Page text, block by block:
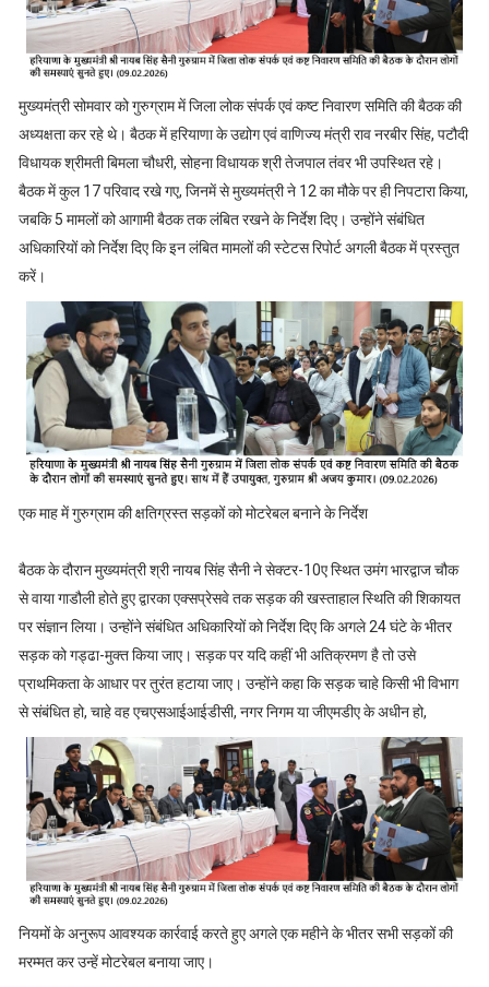
मुख्यमंत्री सोमवार को गुरुग्राम में जिला लोक संपर्क एवं कष्ट निवारण समिति की बैठक की
अध्यक्षता कर रहे थे। बैठक में हरियाणा के उद्योग एवं वाणिज्य मंत्री राव नरबीर सिंह, पटौदी
विधायक श्रीमती बिमला चौधरी, सोहना विधायक श्री तेजपाल तंवर भी उपस्थित रहे।
बैठक में कुल 17 परिवाद रखे गए, जिनमें से मुख्यमंत्री ने 12 का मौके पर ही निपटारा किया,
जबकि 5 मामलों को आगामी बैठक तक लंबित रखने के निर्देश दिए। उन्होंने संबंधित
अधिकारियों को निर्देश दिए कि इन लंबित मामलों की स्टेटस रिपोर्ट अगली बैठक में प्रस्तुत
करें।
एक माह में गुरुग्राम की क्षतिग्रस्त सड़कों को मोटरेबल बनाने के निर्देश
बैठक के दौरान मुख्यमंत्री श्री नायब सिंह सैनी ने सेक्टर-10ए स्थित उमंग भारद्वाज चौक
से वाया गाडौली होते हुए द्वारका एक्सप्रेसवे तक सड़क की खस्ताहाल स्थिति की शिकायत
पर संज्ञान लिया। उन्होंने संबंधित अधिकारियों को निर्देश दिए कि अगले 24 घंटे के भीतर
सड़क को गड्ढा-मुक्त किया जाए। सड़क पर यदि कहीं भी अतिक्रमण है तो उसे
प्राथमिकता के आधार पर तुरंत हटाया जाए। उन्होंने कहा कि सड़क चाहे किसी भी विभाग
से संबंधित हो, चाहे वह एचएसआईआईडीसी, नगर निगम या जीएमडीए के अधीन हो,
नियमों के अनुरूप आवश्यक कार्रवाई करते हुए अगले एक महीने के भीतर सभी सड़कों की
मरम्मत कर उन्हें मोटरेबल बनाया जाए।